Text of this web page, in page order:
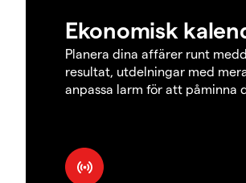
Ekonomisk
Planera dina affärer runt
resultat, utdelningar med
anpassa larm för att påminna